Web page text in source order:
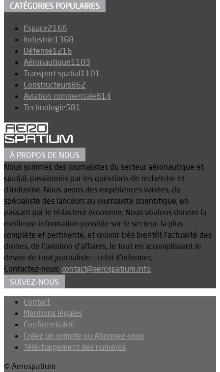
CATÉGORIES POPULAIRES
Espace2166
Industrie1368
Défense1216
Aéronautique1103
Transport spatial1101
Constructeurs862
Aviation commerciale814
Technologie581
À PROPOS DE NOUS
Nous sommes des journalistes du secteur aéronautique et
spatial, passionnés par les questions de recherche et
d’industrie. Nous avons des expériences variées, du
spécialiste des lanceurs au journaliste scientifique, en
passant par le rédacteur économie. Nous voulons donner la
meilleure information possible sur le secteur, la plus
complète et pertinente, et couvrir très bientôt l’actualité des
drones, de l’aviation d’affaires, le tout en accomplissant le
devoir de tout journaliste : celui d’informer.
Contactez-nous: contact@aerospatium.info
SUIVEZ-NOUS
Contact
Mentions légales
Confidentialité
Créez un compte ou Abonnez-vous
Téléchargement des numéros
© Aerospatium